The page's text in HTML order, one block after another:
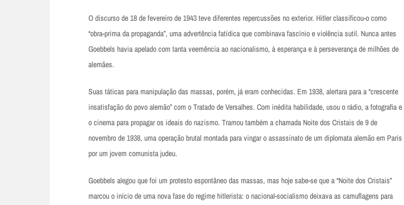
O discurso de 18 de fevereiro de 1943 teve diferentes repercussões no exterior. Hitler classificou-o como
“obra-prima da propaganda”, uma advertência fatídica que combinava fascínio e violência sutil. Nunca antes
Goebbels havia apelado com tanta veemência ao nacionalismo, à esperança e à perseverança de milhões de
alemães.
Suas táticas para manipulação das massas, porém, já eram conhecidas. Em 1938, alertara para a “crescente
insatisfação do povo alemão” com o Tratado de Versalhes. Com inédita habilidade, usou o rádio, a fotografia e
o cinema para propagar os ideais do nazismo. Tramou também a chamada Noite dos Cristais de 9 de
novembro de 1938, uma operação brutal montada para vingar o assassinato de um diplomata alemão em Paris
por um jovem comunista judeu.
Goebbels alegou que foi um protesto espontâneo das massas, mas hoje sabe-se que a “Noite dos Cristais”
marcou o início de uma nova fase do regime hitlerista: o nacional-socialismo deixava as camuflagens para